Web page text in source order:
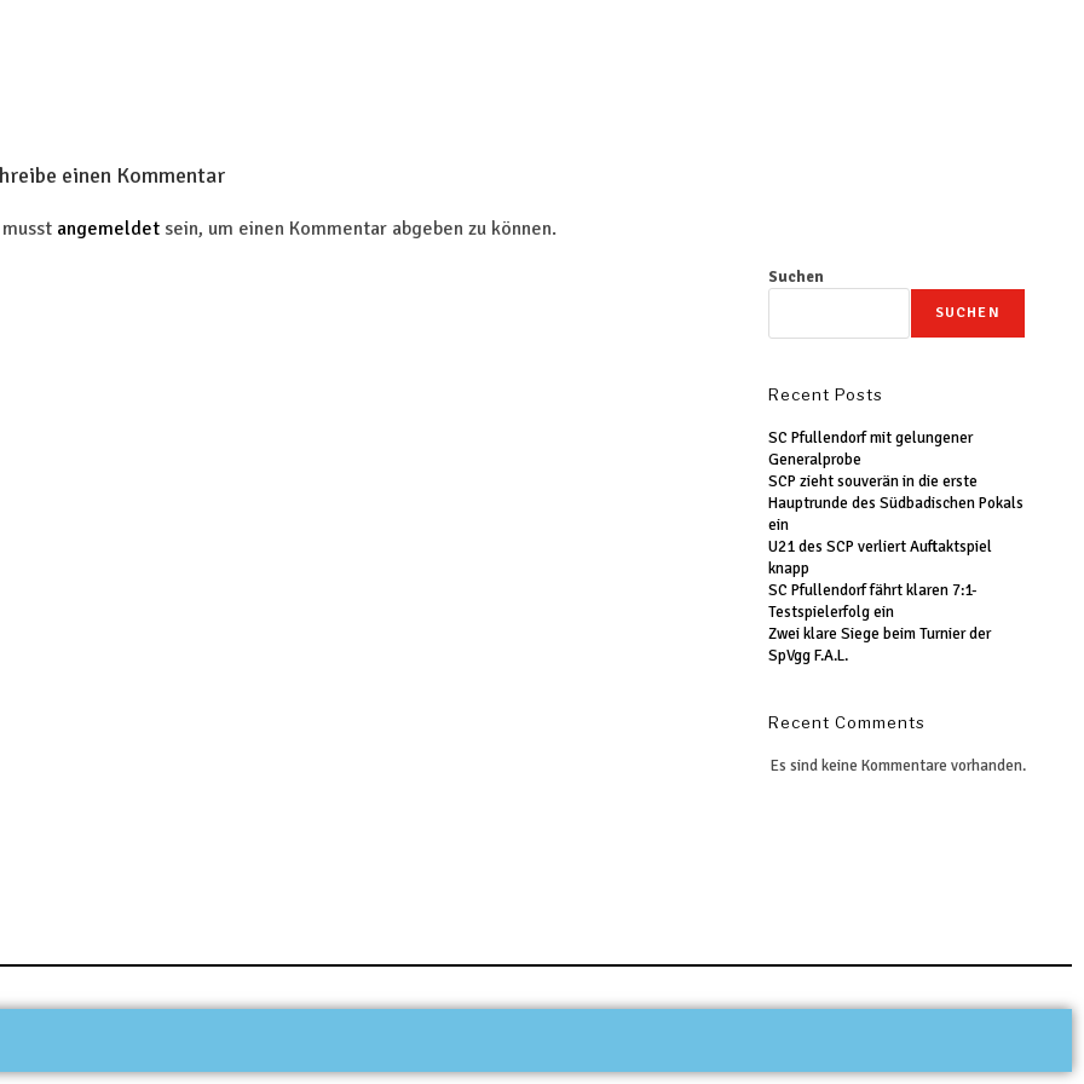
einen Kommentar
angemeldet sein, um einen Kommentar abgeben zu können.
Suchen
SUCHEN
Recent Posts
SC Pfullendorf mit gelungener
Generalprobe
SCP zieht souverän in die erste
Hauptrunde des Südbadischen Pokals
ein
U21 des SCP verliert Auftaktspiel
knapp
SC Pfullendorf fährt klaren 7:1-
Testspielerfolg ein
Zwei klare Siege beim Turnier der
SpVgg F.A.L.
Recent Comments
Es sind keine Kommentare vorhanden.